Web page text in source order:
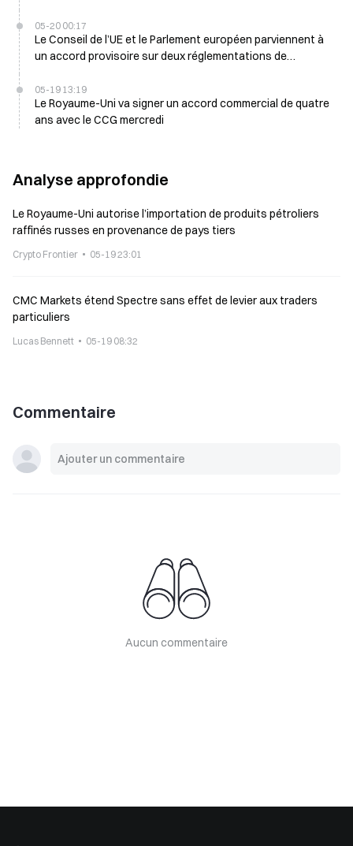
05-20 00:17
Le Conseil de l’UE et le Parlement européen parviennent à
un accord provisoire sur deux réglementations de
05-19 13:19
Le Royaume-Uni va signer un accord commercial de quatre
ans avec le CCG mercredi
Analyse approfondie
Le Royaume-Uni autorise l’importation de produits pétroliers
raffinés russes en provenance de pays tiers
Crypto Frontier 05-19 23:01
CMC Markets étend Spectre sans effet de levier aux traders
particuliers
Lucas Bennett 05-19 08:32
Commentaire
Aucun commentaire